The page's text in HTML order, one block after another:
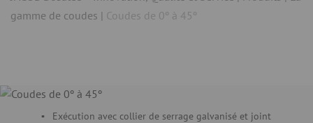
gamme de coudes
Coudes de 0º à 45º
Exécution avec collier de serrage galvanisé et joint